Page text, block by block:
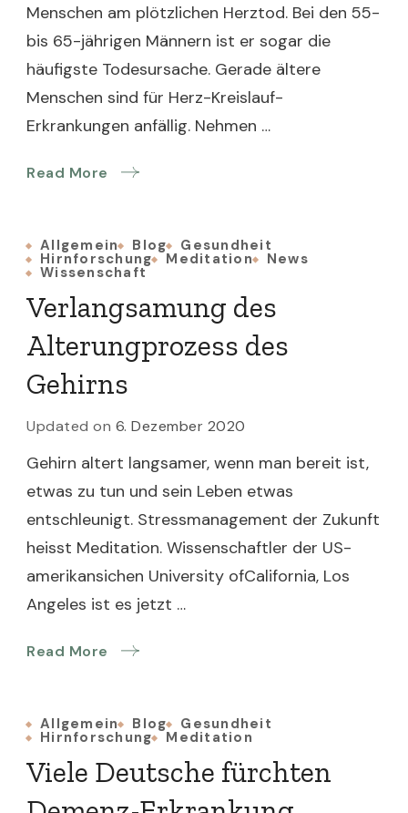
Menschen am plötzlichen Herztod. Bei den 55-
bis 65-jährigen Männern ist er sogar die
häufigste Todesursache. Gerade ältere
Menschen sind für Herz-Kreislauf-
Erkrankungen anfällig. Nehmen …
Read More
Allgemein Blog Gesundheit
Hirnforschung Meditation News
Wissenschaft
Verlangsamung des
Alterungprozess des
Gehirns
Updated on 6. Dezember 2020
Gehirn altert langsamer, wenn man bereit ist,
etwas zu tun und sein Leben etwas
entschleunigt. Stressmanagement der Zukunft
heisst Meditation. Wissenschaftler der US-
amerikansichen University ofCalifornia, Los
Angeles ist es jetzt …
Read More
Allgemein Blog Gesundheit
Hirnforschung Meditation
Viele Deutsche fürchten